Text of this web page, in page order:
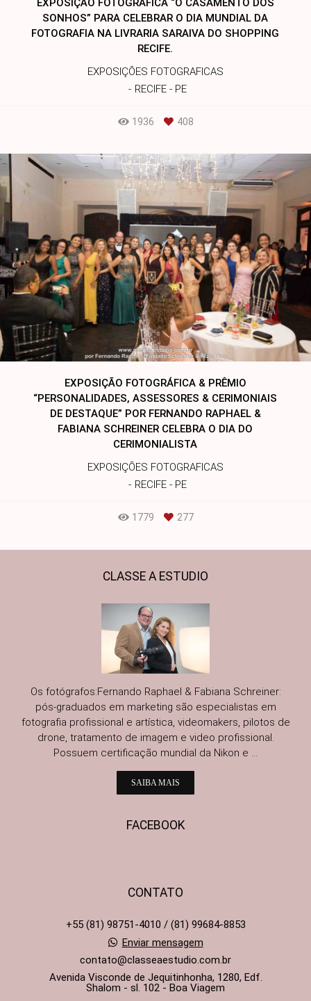
EXPOSIÇÃO FOTOGRÁFICA “O CASAMENTO DOS
SONHOS” PARA CELEBRAR O DIA MUNDIAL DA
FOTOGRAFIA NA LIVRARIA SARAIVA DO SHOPPING
RECIFE.
EXPOSIÇÕES FOTOGRAFICAS
RECIFE - PE
1936 408
EXPOSIÇÃO FOTOGRÁFICA & PRÊMIO
“PERSONALIDADES, ASSESSORES & CERIMONIAIS
DE DESTAQUE” POR FERNANDO RAPHAEL &
FABIANA SCHREINER CELEBRA O DIA DO
CERIMONIALISTA
EXPOSIÇÕES FOTOGRAFICAS
RECIFE - PE
1779 277
CLASSE A ESTUDIO
Os fotógrafos:Fernando Raphael & Fabiana Schreiner:
pós-graduados em marketing são especialistas em
fotografia profissional e artística, videomakers, pilotos de
drone, tratamento de imagem e video profissional.
Possuem certificação mundial da Nikon e ...
SAIBA MAIS
FACEBOOK
CONTATO
+55 (81) 98751-4010 / (81) 99684-8853
Enviar mensagem
contato@classeaestudio.com.br
Avenida Visconde de Jequitinhonha, 1280, Edf.
Shalom - sl. 102 - Boa Viagem